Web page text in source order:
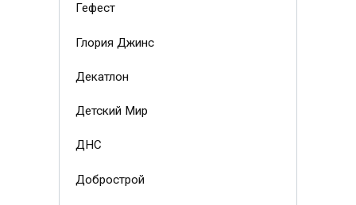
Гефест
Глория Джинс
Декатлон
Детский Мир
ДНС
Добрострой